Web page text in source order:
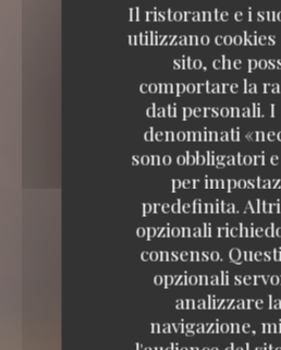
Il ristorante e i
utilizzano cookies
sito, che
comportare la
dati personali. I
denominati
sono obbligatori
per
predefinita.
opzionali
consenso.
opzionali
analizzare
navigazione,